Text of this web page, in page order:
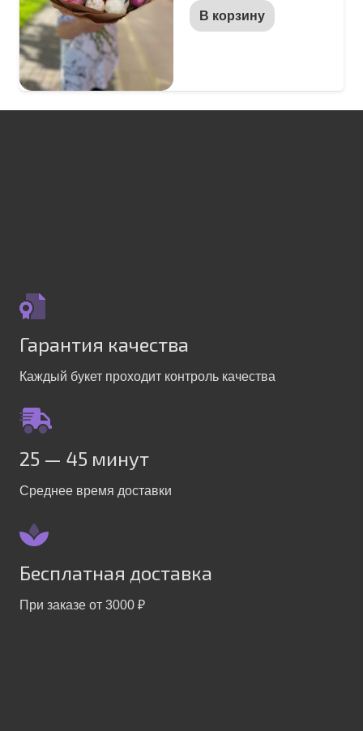
В корзину
Гарантия качества
Каждый букет проходит контроль качества
25 — 45 минут
Среднее время доставки
Бесплатная доставка
При заказе от 3000 ₽